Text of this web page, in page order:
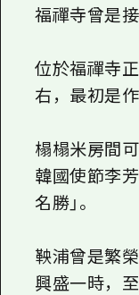
福禪寺曾是
位於福禪寺
右，最初是
榻榻米房間
韓國使節李
名勝」。
鞅浦曾是繁
興盛一時，